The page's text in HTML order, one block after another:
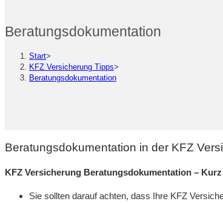
Beratungsdokumentation
Start>
KFZ Versicherung Tipps>
Beratungsdokumentation
Beratungsdokumentation in der KFZ
KFZ Versicherung Beratungsdokumentation –
Sie sollten darauf achten, dass Ihre KFZ